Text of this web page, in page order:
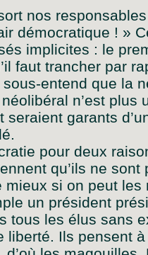
nos
démocratique ! »
implicites : le
faut trancher par
entend que la
n’est plus
garants
pour deux
qu’ils ne
mieux si on peut
un président
tous les élus sans
liberté. Ils pensent